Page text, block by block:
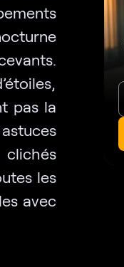
pas la
les
avec